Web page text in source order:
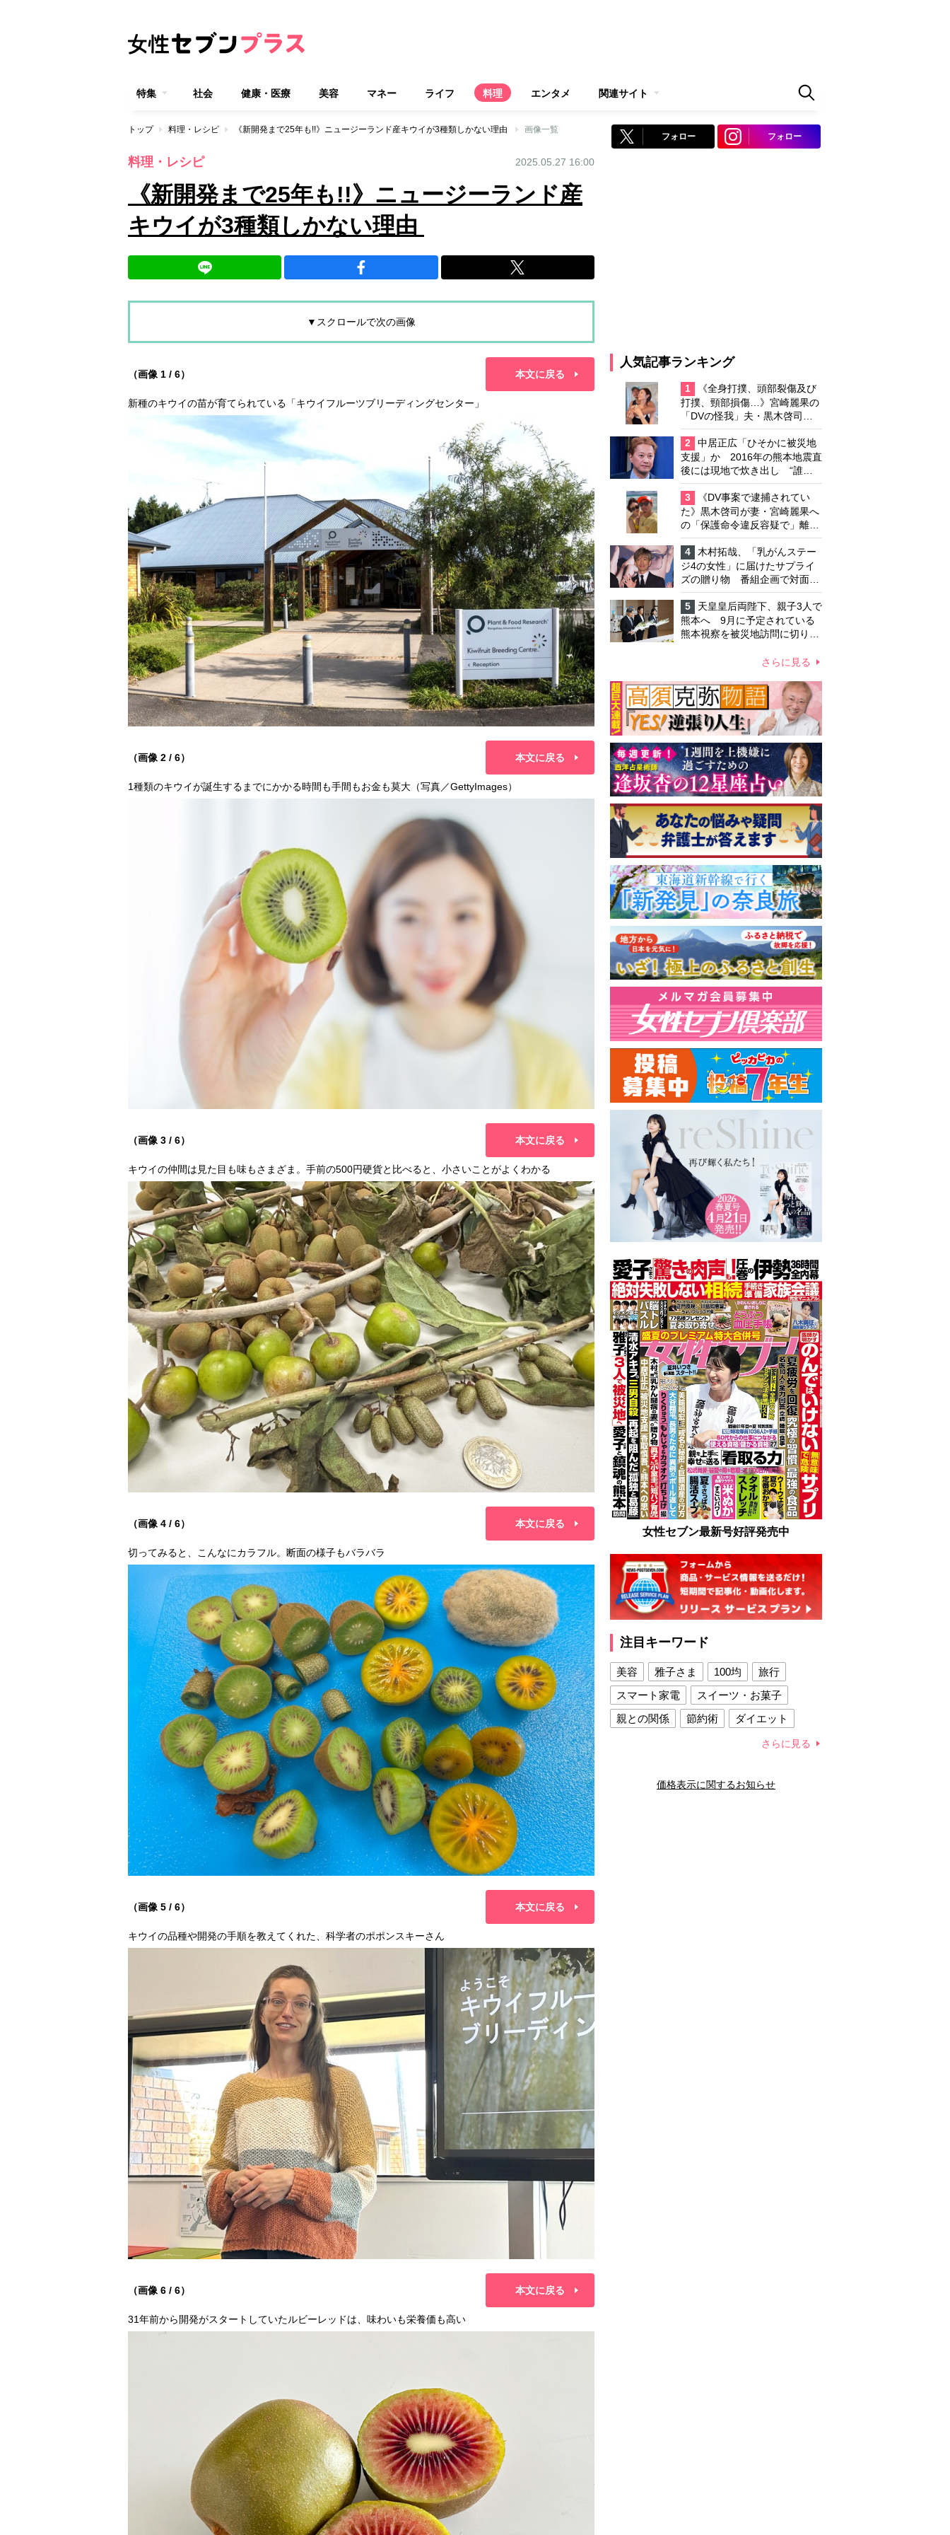
特集 社会 健康・医療 美容 マネー ライフ 料理 エンタメ 関連サイト
トップ 料理・レシピ 《新開発まで25年も!!》ニュージーランド産キウイが3種類しかない理由 画像一覧
料理・レシピ 2025.05.27 16:00
《新開発まで25年も!!》ニュージーランド産
キウイが3種類しかない理由
▼スクロールで次の画像
（画像 1 / 6） 本文に戻る
新種のキウイの苗が育てられている「キウイフルーツブリーディングセンター」
（画像 2 / 6） 本文に戻る
1種類のキウイが誕生するまでにかかる時間も手間もお金も莫大（写真／GettyImages）
（画像 3 / 6） 本文に戻る
キウイの仲間は見た目も味もさまざま。手前の500円硬貨と比べると、小さいことがよくわかる
（画像 4 / 6） 本文に戻る
切ってみると、こんなにカラフル。断面の様子もバラバラ
（画像 5 / 6） 本文に戻る
キウイの品種や開発の手順を教えてくれた、科学者のポポンスキーさん
（画像 6 / 6） 本文に戻る
31年前から開発がスタートしていたルビーレッドは、味わいも栄養価も高い
フォロー フォロー
人気記事ランキング
1
《全身打撲、頭部裂傷及び
打撲、頸部損傷…》宮崎麗果の
「DVの怪我」夫・黒木啓司の
逮捕で始まる「夫婦の闘争」
2
中居正広「ひそかに被災地
支援」か 2016年の熊本地震直
後には現地で炊き出し “誰に
も知られなくて良い”と、むし
ろ強まる福祉活動への思い
3
《DV事案で逮捕されてい
た》黒木啓司が妻・宮崎麗果へ
の「保護命令違反容疑で」離婚
協議は「第二ステージ」へ
4
木村拓哉、「乳がんステー
ジ4の女性」に届けたサプライ
ズの贈り物 番組企画で対面し
たファンが、夢と希望を与える
心遣いに「うれしくて号泣しま
した」
5
天皇皇后両陛下、親子3人で
熊本へ 9月に予定されている
熊本視察を被災地訪問に切り替
夫妻から受け継ぐ“国民への寄
さらに見る
女性セブン最新号好評発売中
注目キーワード
美容 雅子さま 100均
旅行
スマート家電
スイーツ・お菓子
親との関係
節約術
ダイエット
夫との関係
新津春子 どか食い
さらに見る
価格表示に関するお知らせ